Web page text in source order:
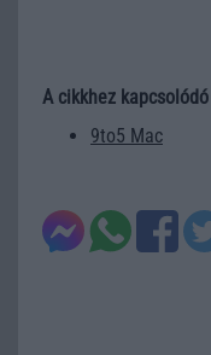
A cikkhez
9to5 Mac